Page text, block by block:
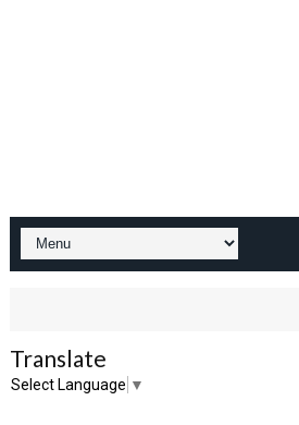
Translate
Select Language ▼